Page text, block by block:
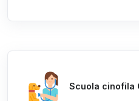
Scuola cinofila